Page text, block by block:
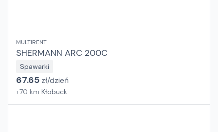
MULTIRENT
SHERMANN ARC 200C
Spawarki
67.65 zł/dzień
+70 km Kłobuck